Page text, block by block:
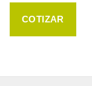
COTIZAR